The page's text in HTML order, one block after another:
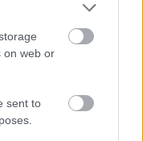
on web or
sent to
LEVELE A